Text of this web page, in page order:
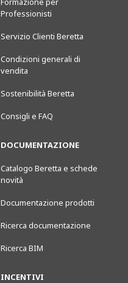
Professionisti
Servizio Clienti Beretta
Condizioni generali di
vendita
Sostenibilità Beretta
Consigli e FAQ
DOCUMENTAZIONE
Catalogo Beretta e schede
novità
Documentazione prodotti
Ricerca documentazione
Ricerca BIM
INCENTIVI